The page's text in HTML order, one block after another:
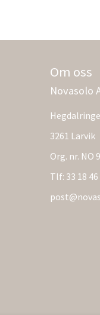
Om oss
Novasolo
3261 Larvik
Org. nr. NO
Tlf: 33 18 46